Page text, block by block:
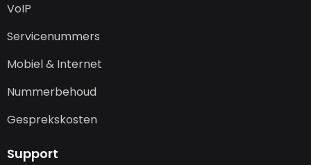
VoIP
Servicenummers
Mobiel & Internet
Nummerbehoud
Gesprekskosten
Support